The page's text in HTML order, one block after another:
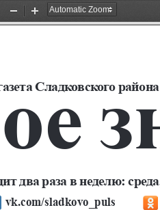
Zoom
Out
Zoom
In
два раза в неделю:
vk.com/sladkovo_puls
Сладковского района